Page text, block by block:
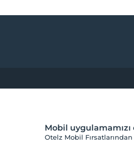
Mobil
Otelz Mobil Fırsatlarından